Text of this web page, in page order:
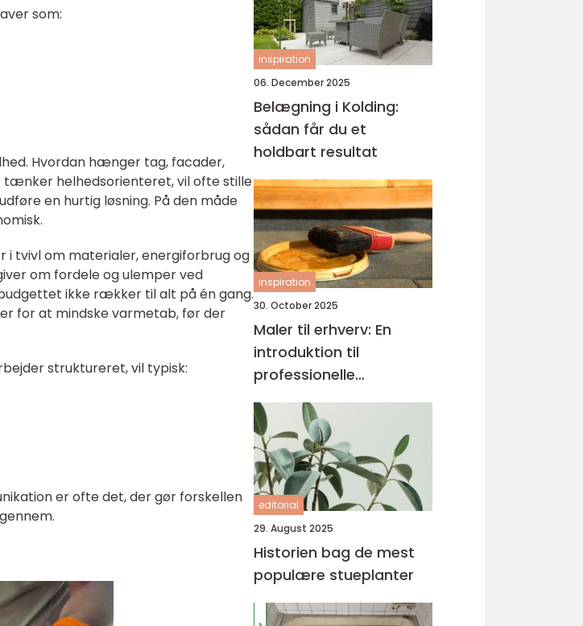
som:
Hvordan hænger tag, facader,
tænker helhedsorienteret, vil ofte stille
en hurtig løsning. På den måde
i tvivl om materialer, energiforbrug og
om fordele og ulemper ved
ikke rækker til alt på én gang.
for at mindske varmetab, før der
struktureret, vil typisk:
er ofte det, der gør forskellen
inspiration
06. December 2025
Belægning i Kolding:
sådan får du et
holdbart resultat
inspiration
30. October 2025
Maler til erhverv: En
introduktion til
professionelle
malerløsninger
editorial
29. August 2025
Historien bag de mest
populære stueplanter